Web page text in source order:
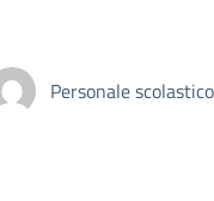
Personale scolastico